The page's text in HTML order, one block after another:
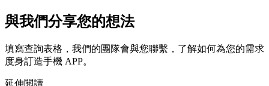
與我們分享您的想法
填寫查詢表格，我們的團隊會與您聯繫，了解如何為您的需求
度身訂造手機 APP。
延伸閱讀